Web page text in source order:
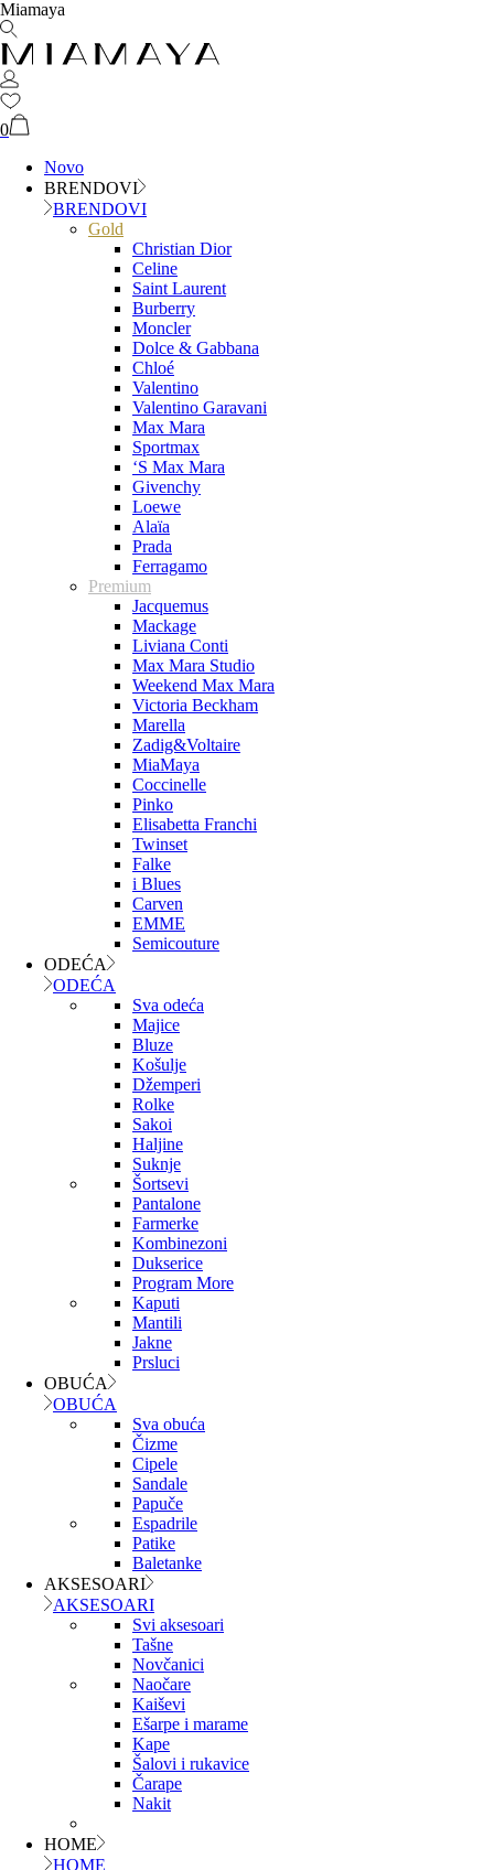
Miamaya
0
Novo
BRENDOVI
BRENDOVI
Gold
Christian Dior
Celine
Saint Laurent
Burberry
Moncler
Dolce & Gabbana
Chloé
Valentino
Valentino Garavani
Max Mara
Sportmax
‘S Max Mara
Givenchy
Loewe
Alaïa
Prada
Ferragamo
Premium
Jacquemus
Mackage
Liviana Conti
Max Mara Studio
Weekend Max Mara
Victoria Beckham
Marella
Zadig&Voltaire
MiaMaya
Coccinelle
Pinko
Elisabetta Franchi
Twinset
Falke
i Blues
Carven
EMME
Semicouture
ODEĆA
ODEĆA
Sva odeća
Majice
Bluze
Košulje
Džemperi
Rolke
Sakoi
Haljine
Suknje
Šortsevi
Pantalone
Farmerke
Kombinezoni
Dukserice
Program More
Kaputi
Mantili
Jakne
Prsluci
OBUĆA
OBUĆA
Sva obuća
Čizme
Cipele
Sandale
Papuče
Espadrile
Patike
Baletanke
AKSESOARI
AKSESOARI
Svi aksesoari
Tašne
Novčanici
Naočare
Kaiševi
Ešarpe i marame
Kape
Šalovi i rukavice
Čarape
Nakit
HOME
HOME